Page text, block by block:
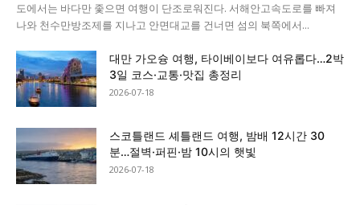
도에서는 바다만 좇으면 여행이 단조로워진다. 서해안고속도로를 빠져
나와 천수만방조제를 지나고 안면대교를 건너면 섬의 북쪽에서...
대만 가오슝 여행, 타이베이보다 여유롭다…2박
3일 코스·교통·맛집 총정리
2026-07-18
스코틀랜드 셰틀랜드 여행, 밤배 12시간 30
분…절벽·퍼핀·밤 10시의 햇빛
2026-07-18